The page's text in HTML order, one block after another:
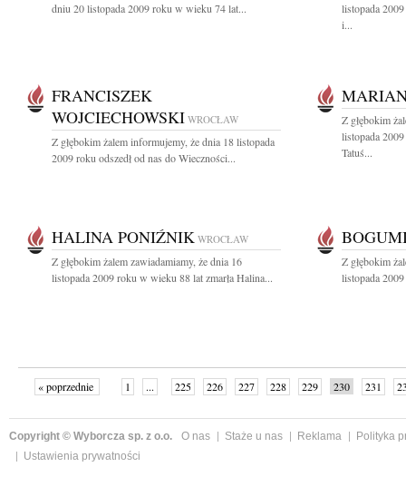
dniu 20 listopada 2009 roku w wieku 74 lat...
listopada
i...
FRANCISZEK
WOJCIECHOWSKI WROCŁAW
Z głębokim żalem informujemy, że dnia 18 listopada
2009 roku odszedł od nas do Wieczności...
Z głębokim
listopada
Tatuś...
HALINA PONIŹNIK WROCŁAW
Z głębokim żalem zawiadamiamy, że dnia 16
listopada 2009 roku w wieku 88 lat zmarła Halina...
Z głębokim
listopada
« poprzednie 1 ... 225 226 227 228 229 230 231
Copyright © Wyborcza sp. z o.o. O nas Staże u nas Reklama
Polityka
Ustawienia prywatności